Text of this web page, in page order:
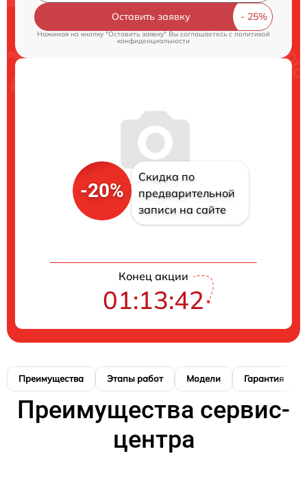
Оставить заявку
Нажимая на кнопку "Оставить заявку" Вы соглашаетесь cполитикой
конфиденциальности
-20%
Скидка по
предварительной
записи на сайте
Конец акции
01:13:41
Преимущества Этапы работ Модели Гарантия
Преимущества сервис-
центра